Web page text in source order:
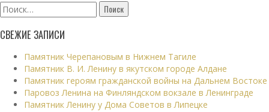
Найти:
СВЕЖИЕ ЗАПИСИ
Памятник Черепановым в Нижнем Тагиле
Памятник В. И. Ленину в якутском городе Алдане
Памятник героям гражданской войны на Дальнем Востоке
Паровоз Ленина на Финляндском вокзале в Ленинграде
Памятник Ленину у Дома Советов в Липецке